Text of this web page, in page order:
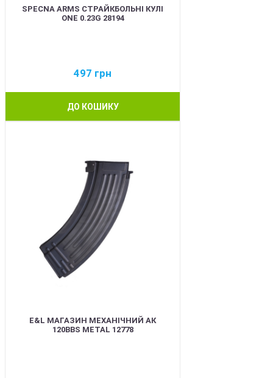
SPECNA ARMS СТРАЙКБОЛЬНІ КУЛІ
ONE 0.23G 28194
497 грн
ДО КОШИКУ
E&L МАГАЗИН МЕХАНІЧНИЙ АК
120BBS METAL 12778